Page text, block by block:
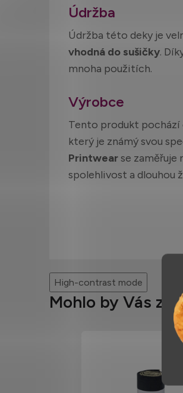
Údržba
Údržba této deky je
vhodná do sušičky.
mnoha použitích.
Výrobce
Tento produkt
který je známý svou
Printwearse zaměřuje
spolehlivost a dlouhou
High-contrast mode
Mohlo by Vás